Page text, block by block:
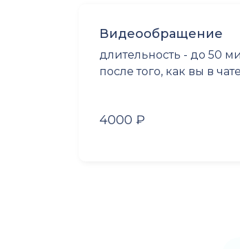
Видеообращение
длительность - до 50
после того, как вы в
4000 ₽